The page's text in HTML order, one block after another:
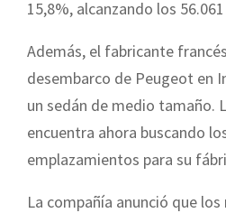
15,8%, alcanzando los
Además, el fabricante
desembarco de Peugeot en
un sedán de medio tamaño.
encuentra ahora buscando
emplazamientos para su
La compañía anunció que